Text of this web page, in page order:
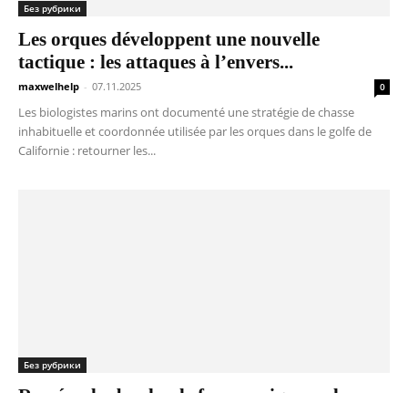
Без рубрики
Les orques développent une nouvelle
tactique : les attaques à l’envers...
maxwelhelp - 07.11.2025 0
Les biologistes marins ont documenté une stratégie de chasse
inhabituelle et coordonnée utilisée par les orques dans le golfe de
Californie : retourner les...
Без рубрики